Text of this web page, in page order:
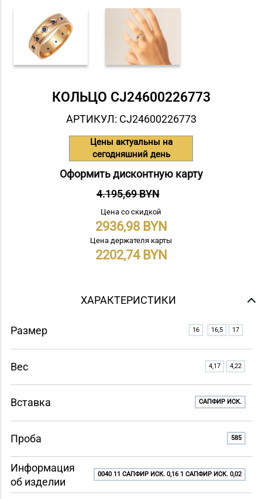
КОЛЬЦО СJ24600226773
АРТИКУЛ: СJ24600226773
Цены актуальны на
сегодняшний день
Оформить дисконтную карту
4.195,69 BYN
Цена со скидкой
2936,98
Цена держателя карты
2202,74
ХАРАКТЕРИСТИКИ
Размер 16 16,5 17
Вес 4,17 4,22
Вставка САПФИР ИСК.
Проба 585
Информация
об изделии
0040 11 САПФИР ИСК. 0,16 1 САПФИР ИСК. 0,02